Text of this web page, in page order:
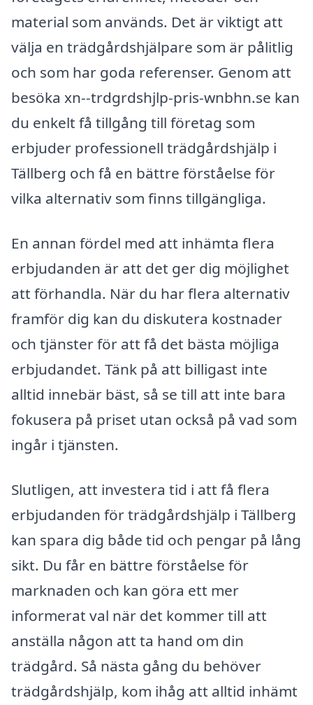
material som används. Det är viktigt att
välja en trädgårdshjälpare som är pålitlig
och som har goda referenser. Genom att
besöka xn--trdgrdshjlp-pris-wnbhn.se kan
du enkelt få tillgång till företag som
erbjuder professionell trädgårdshjälp i
Tällberg och få en bättre förståelse för
vilka alternativ som finns tillgängliga.
En annan fördel med att inhämta flera
erbjudanden är att det ger dig möjlighet
att förhandla. När du har flera alternativ
framför dig kan du diskutera kostnader
och tjänster för att få det bästa möjliga
erbjudandet. Tänk på att billigast inte
alltid innebär bäst, så se till att inte bara
fokusera på priset utan också på vad som
ingår i tjänsten.
Slutligen, att investera tid i att få flera
erbjudanden för trädgårdshjälp i Tällberg
kan spara dig både tid och pengar på lång
sikt. Du får en bättre förståelse för
marknaden och kan göra ett mer
informerat val när det kommer till att
anställa någon att ta hand om din
trädgård. Så nästa gång du behöver
trädgårdshjälp, kom ihåg att alltid inhämt